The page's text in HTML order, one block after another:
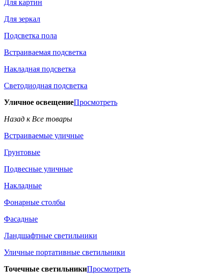
Для картин
Для зеркал
Подсветка пола
Встраиваемая подсветка
Накладная подсветка
Светодиодная подсветка
Уличное освещениеПросмотреть
Назад к Все товары
Встраиваемые уличные
Грунтовые
Подвесные уличные
Накладные
Фонарные столбы
Фасадные
Ландшафтные светильники
Уличные портативные светильники
Точечные светильникиПросмотреть